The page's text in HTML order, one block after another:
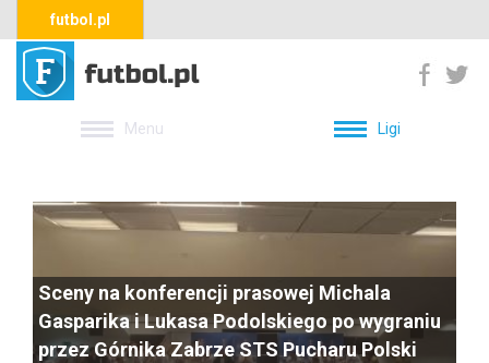
futbol.pl
Menu Ligi
Sceny na konferencji prasowej Michala
Gasparika i Lukasa Podolskiego po wygraniu
przez Górnika Zabrze STS Pucharu Polski